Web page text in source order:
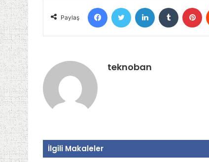
Paylaş
FacebookTwitter LinkedIn Tumblr
teknoban
İlgili Makaleler